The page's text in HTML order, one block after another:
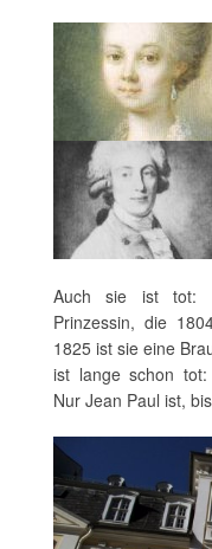
Auch sie ist tot:
Prinzessin, die
1825 ist sie eine
ist lange schon tot:
Nur Jean Paul ist,